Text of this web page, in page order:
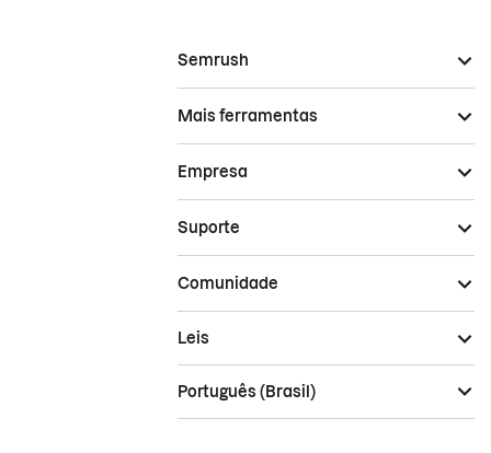
Semrush
Mais ferramentas
Empresa
Suporte
Comunidade
Leis
Português (Brasil)